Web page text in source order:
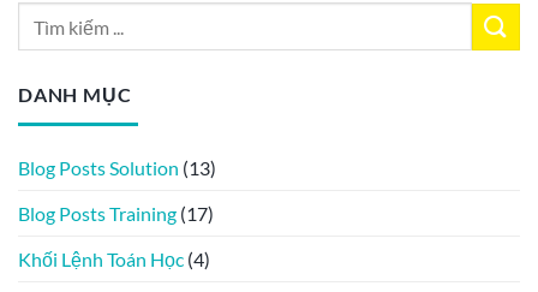
DANH MỤC
Blog Posts Solution (13)
Blog Posts Training (17)
Khối Lệnh Toán Học (4)